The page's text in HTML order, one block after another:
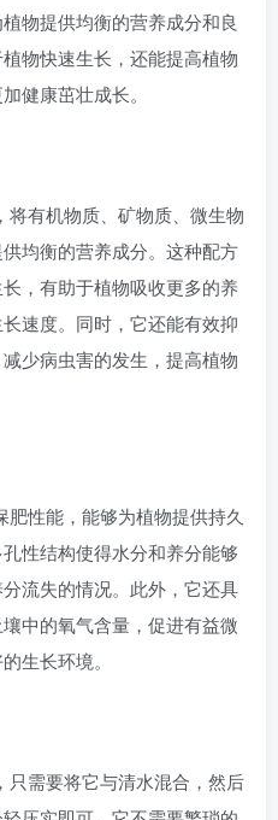
物提供均衡的营养成分和良
物快速生长，还能提高植物
健康茁壮成长。
有机物质、矿物质、微生物
均衡的营养成分。这种配方
，有助于植物吸收更多的养
速度。同时，它还能有效抑
少病虫害的发生，提高植物
性能，能够为植物提供持久
性结构使得水分和养分能够
流失的情况。此外，它还具
中的氧气含量，促进有益微
生长环境。
需要将它与清水混合，然后